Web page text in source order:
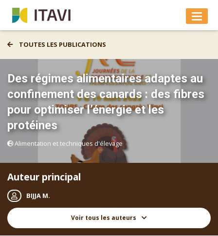
TOUTES LES PUBLICATIONS
Des régimes alimentaires adaptes au
confinement des canards : des fibres
pour optimiser l’énergie et les
protéines
Alimentation et techniques d'élevage
Auteur principal
BIJJA M.
Voir tous les auteurs